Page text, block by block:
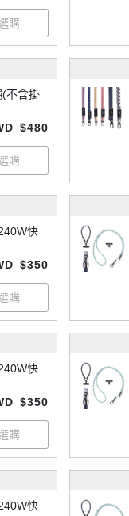
(不含掛
$480
快
$350
快
$350
快